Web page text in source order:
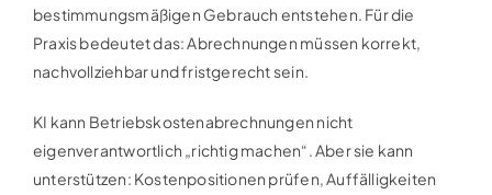
bestimmungsmäßigen Gebrauch entstehen. Für die
Praxis bedeutet das: Abrechnungen müssen korrekt,
nachvollziehbar und fristgerecht sein.
KI kann Betriebskostenabrechnungen nicht
eigenverantwortlich „richtig machen“. Aber sie kann
unterstützen: Kostenpositionen prüfen, Auffälligkeiten